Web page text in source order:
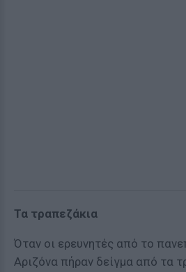
Τα τραπεζάκια
Όταν οι ερευνητές από το
Αριζόνα πήραν δείγμα από τα